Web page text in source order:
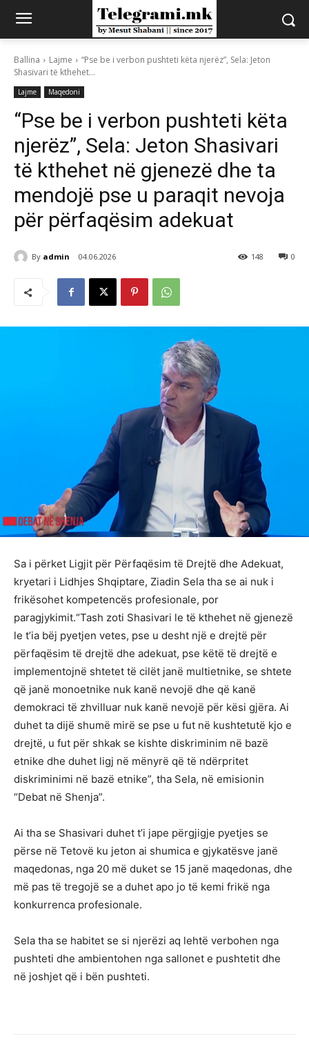
Ballina Lajme
“Pse be i verbon pushteti këta njerëz”, Sela: Jeton
Shasivari të kthehet...
Lajme Maqedoni
“Pse be i verbon pushteti këta
njerëz”, Sela: Jeton Shasivari
të kthehet në gjenezë dhe ta
mendojë pse u paraqit nevoja
për përfaqësim adekuat
By admin 04.06.2026 0
148
Sa i përket Ligjit për Përfaqësim të Drejtë dhe Adekuat,
kryetari i Lidhjes Shqiptare, Ziadin Sela tha se ai nuk i
frikësohet kompetencës profesionale, por
paragjykimit.“Tash zoti Shasivari le të kthehet në gjenezë
le t’ia bëj pyetjen vetes, pse u desht një e drejtë për
përfaqësim të drejtë dhe adekuat, pse këtë të drejtë e
implementojnë shtetet të cilët janë multietnike, se shtete
që janë monoetnike nuk kanë nevojë dhe që kanë
demokraci të zhvilluar nuk kanë nevojë për kësi gjëra. Ai
duhet ta dijë shumë mirë se pse u fut në kushtetutë kjo e
drejtë, u fut për shkak se kishte diskriminim në bazë
etnike dhe duhet ligj në mënyrë që të ndërpritet
diskriminimi në bazë etnike”, tha Sela, në emisionin
“Debat në Shenja”.
Ai tha se Shasivari duhet t’i jape përgjigje pyetjes se
përse në Tetovë ku jeton ai shumica e gjykatësve janë
maqedonas, nga 20 më duket se 15 janë maqedonas, dhe
më pas të tregojë se a duhet apo jo të kemi frikë nga
konkurrenca profesionale.
Sela tha se habitet se si njerëzi aq lehtë verbohen nga
pushteti dhe ambientohen nga sallonet e pushtetit dhe
në joshjet që i bën pushteti.